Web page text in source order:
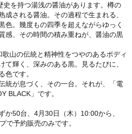
を持つ湯浅の醤油があります。樽の
成される醤油。その過程で生まれる、
色。幾度もの四季を超えながらゆっく
感、その時間の積み重ねが、醤油の黒
山の伝統と精神性をつやのあるボディ
て輝く、深みのある黒。見るたびに、
色です。
統が息づく、その一台。それが、「電
BLACK」です。
か50台、4月30日（木）10:00から、
で予約販売のみです。